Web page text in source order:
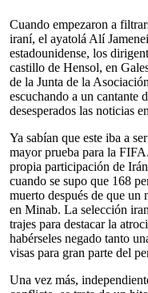
Cuando empezaron a
iraní, el ayatolá Alí
estadounidense, los
castillo de Hensol, en
de la Junta de la
escuchando a un cantante
desesperados las noticias
Ya sabían que este iba a
mayor prueba para la
propia participación de
cuando se supo que 168
muerto después de que un
en Minab. La selección
trajes para destacar la
habérseles negado tanto
visas para gran parte del
Una vez más,